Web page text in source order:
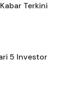
Terkini
5 Investor